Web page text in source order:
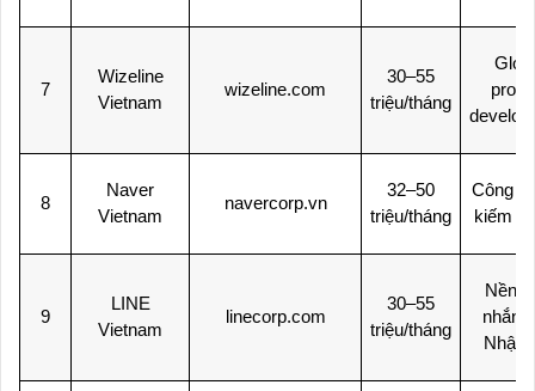
7
Wizeline
Vietnam
wizeline.com
30–55
triệu/tháng
8
Naver
Vietnam
navercorp.vn
32–50
triệu/tháng
Công
kiếm
9
LINE
Vietnam
linecorp.com
30–55
triệu/tháng
Nền
nhắn
Nhật